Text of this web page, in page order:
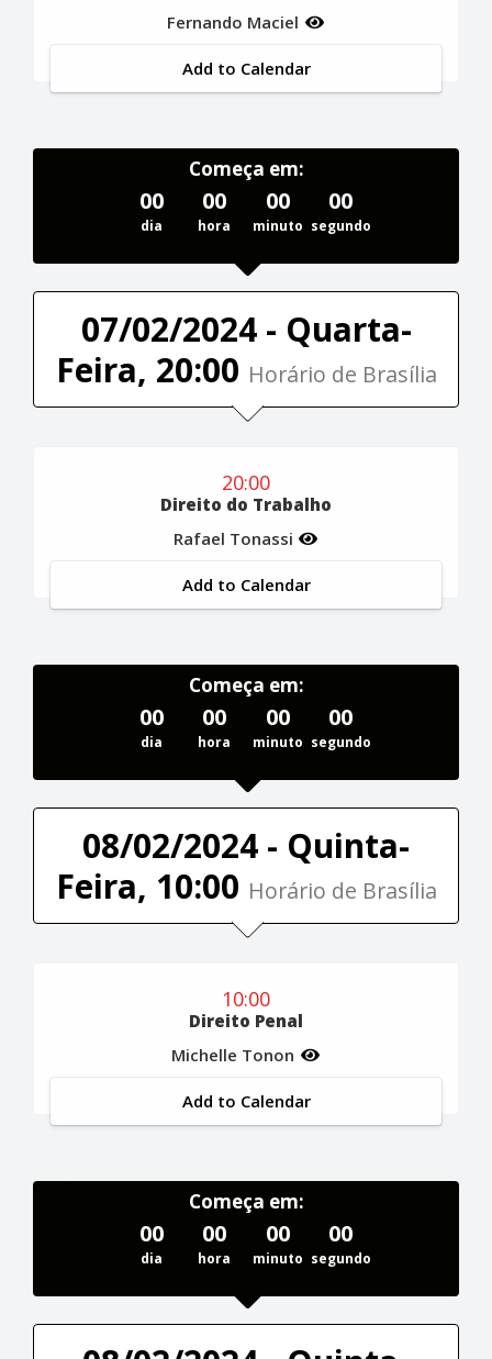
Fernando Maciel
Add to Calendar
Começa em:
00
dia
00
hora
00
minuto
00
segundo
07/02/2024 - Quarta-
Feira, 20:00 Horário de Brasília
20:00
Direito do Trabalho
Rafael Tonassi
Add to Calendar
Começa em:
00
dia
00
hora
00
minuto
00
segundo
08/02/2024 - Quinta-
Feira, 10:00 Horário de Brasília
10:00
Direito Penal
Michelle Tonon
Add to Calendar
Começa em:
00
dia
00
hora
00
minuto
00
segundo